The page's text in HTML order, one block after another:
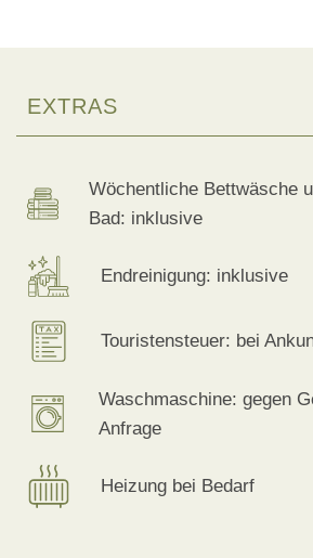
EXTRAS
Wöchentliche Bettwäsche
Bad: inklusive
Endreinigung: inklusive
Touristensteuer: bei
Waschmaschine: gegen
Anfrage
Heizung bei Bedarf